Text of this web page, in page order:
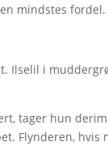
mindstes fordel.
Ilselil i
tager hun
Flynderen, hvis